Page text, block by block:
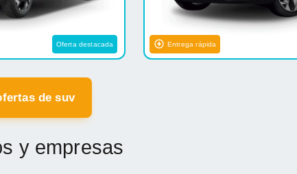
Oferta destacada Entrega rápida
de suv
y empresas